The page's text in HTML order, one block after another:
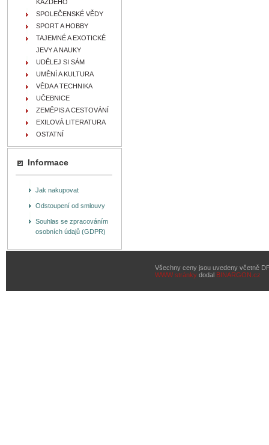
KAŽDÉHO
SPOLEČENSKÉ VĚDY
SPORT A HOBBY
TAJEMNÉ A EXOTICKÉ
JEVY A NAUKY
UDĚLEJ SI SÁM
UMĚNÍ A KULTURA
VĚDA A TECHNIKA
UČEBNICE
ZEMĚPIS A CESTOVÁNÍ
EXILOVÁ LITERATURA
OSTATNÍ
Informace
Jak nakupovat
Odstoupení od smlouvy
Souhlas se zpracováním
osobních údajů (GDPR)
Všechny ceny jsou uvedeny včetně
WWW stránkydodal BINARGON.cz